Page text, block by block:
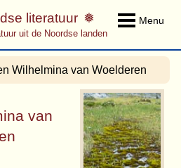
Menu
literatuur
uit de Noordse landen
Wilhelmina van Woelderen
van